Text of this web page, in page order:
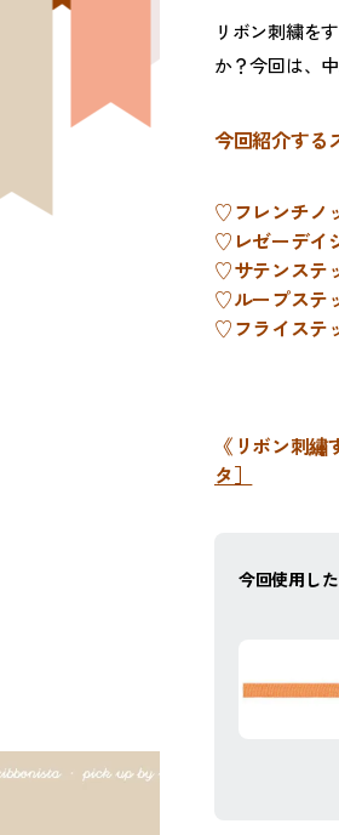
リボン刺繍を
か？今回は、
今回紹介する
♡フレンチノ
♡レゼーデイ
♡サテンステ
♡ループステ
♡フライステ
《リボン刺繡
タ］
今回使用し